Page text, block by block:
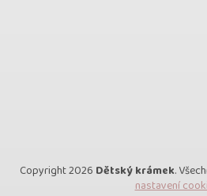
Copyright 2026 Dětský krámek.
nastavení